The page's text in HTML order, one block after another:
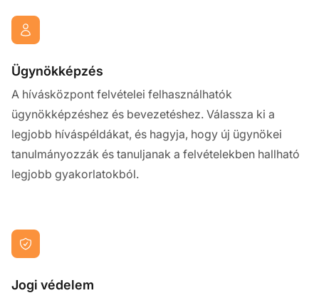
Ügynökképzés
A hívásközpont felvételei felhasználhatók
ügynökképzéshez és bevezetéshez. Válassza ki a
legjobb híváspéldákat, és hagyja, hogy új ügynökei
tanulmányozzák és tanuljanak a felvételekben hallható
legjobb gyakorlatokból.
Jogi védelem